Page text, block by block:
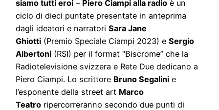
siamo tutti eroi – Piero Ciampi alla radio è un
ciclo di dieci puntate presentate in anteprima
dagli ideatori e narratori Sara Jane
Ghiotti (Premio Speciale Ciampi 2023) e Sergio
Albertoni (RSI) per il format “Biscrome” che la
Radiotelevisione svizzera e Rete Due dedicano a
Piero Ciampi. Lo scrittore Bruno Segalini e
l’esponente della street art Marco
Teatro ripercorreranno secondo due punti di